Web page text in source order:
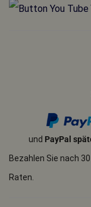
und PayPal
Bezahlen Sie nach
Raten.